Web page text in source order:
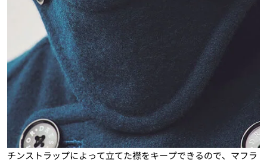
チンストラップによって立てた襟をキープできるので、マフラ